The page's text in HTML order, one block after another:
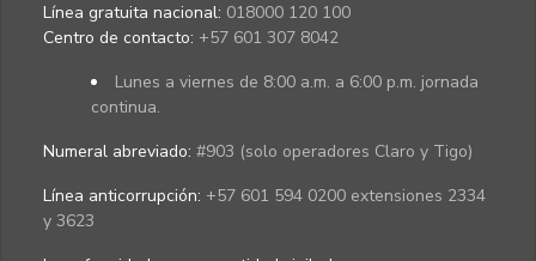
Línea gratuita nacional: 018000 120 100
Centro de contacto: +57 601 307 8042
Lunes a viernes de 8:00 a.m. a 6:00 p.m. jornada
continua.
Numeral abreviado: #903 (solo operadores Claro y Tigo)
Línea anticorrupción: +57 601 594 0200 extensiones 2334
y 3623